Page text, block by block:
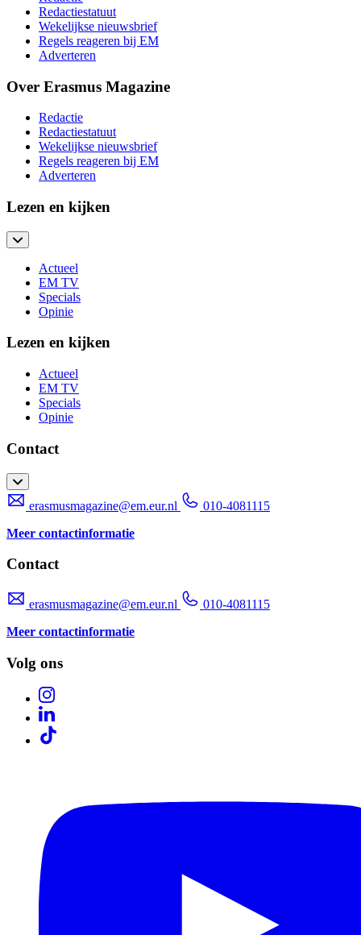
Redactiestatuut
Wekelijkse nieuwsbrief
Regels reageren bij EM
Adverteren
Over Erasmus Magazine
Redactie
Redactiestatuut
Wekelijkse nieuwsbrief
Regels reageren bij EM
Adverteren
Lezen en kijken
Actueel
EM TV
Specials
Opinie
Lezen en kijken
Actueel
EM TV
Specials
Opinie
Contact
erasmusmagazine@em.eur.nl
010-4081115
Meer contactinformatie
Contact
erasmusmagazine@em.eur.nl
010-4081115
Meer contactinformatie
Volg ons